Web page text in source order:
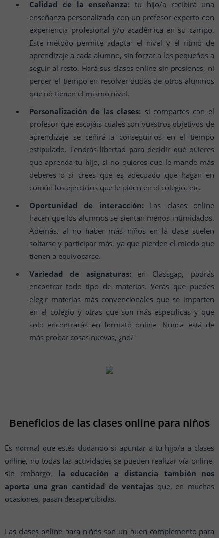
Calidad de la enseñanza: tu hijo/a recibirá una
enseñanza personalizada con un profesor experto con
experiencia profesional y/o académica en su campo.
Este método permite adaptar el nivel y el ritmo de
aprendizaje a cada alumno, sin forzar a los pequeños a
seguir al resto. Hará sus clases online sin presiones, ni
perder el tiempo en resolver dudas de otros alumnos
que no tienen el mismo nivel.
Personalización de las clases: si compartes con el
profesor que escojáis cuales son vuestros objetivos de
aprendizaje se ceñirá a conseguirlos en el tiempo
estipulado. Tendrás libertad para decidir qué quieres
que aprenda tu hijo, si no quieres que le mande más
deberes o si crees que es adecuado que hagan en
común los ejercicios que le piden en el colegio, etc.
Oportunidad de interacción:Las clases online
hacen que los alumnos se sientan menos intimidados.
Además, al no haber más niños en la clase suelen
soltarse y participar más, ya que pierden el miedo que
tienen a equivocarse.
Variedad de asignaturas:en Classgap, podrás
encontrar todo tipo de materias. Verás que puedes
elegir materias más convencionales que se imparten
en el colegio y otras que son más específicas y que
solo encontrarás en formato online. Nunca está de
más probar cosas nuevas, ¿no?
Beneficios de las clases online para niños
Es normal que estés dudando si apuntar a tu hijo/a a clases
online, no todas las actividades se pueden realizar vía online,
sin embargo, la educación a distancia también nos
aporta una gran cantidad de ventajas que, en muchas
ocasiones, pasan desapercibidas.
Las clases online para niños son un buen complemento para